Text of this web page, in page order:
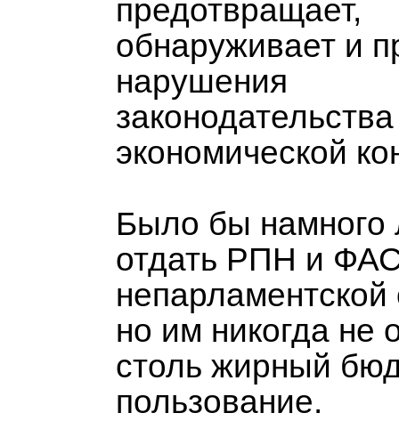
предотвращает,
обнаруживает и
нарушения
экономической
Было бы намного
отдать РПН и
непарламентской
но им никогда не
столь жирный
пользование.